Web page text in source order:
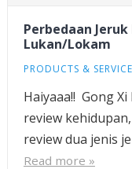
Perbedaan
Lukan/Lokam
PRODUCTS &
Haiyaaa!! Gong
review
review dua jenis
Read more »